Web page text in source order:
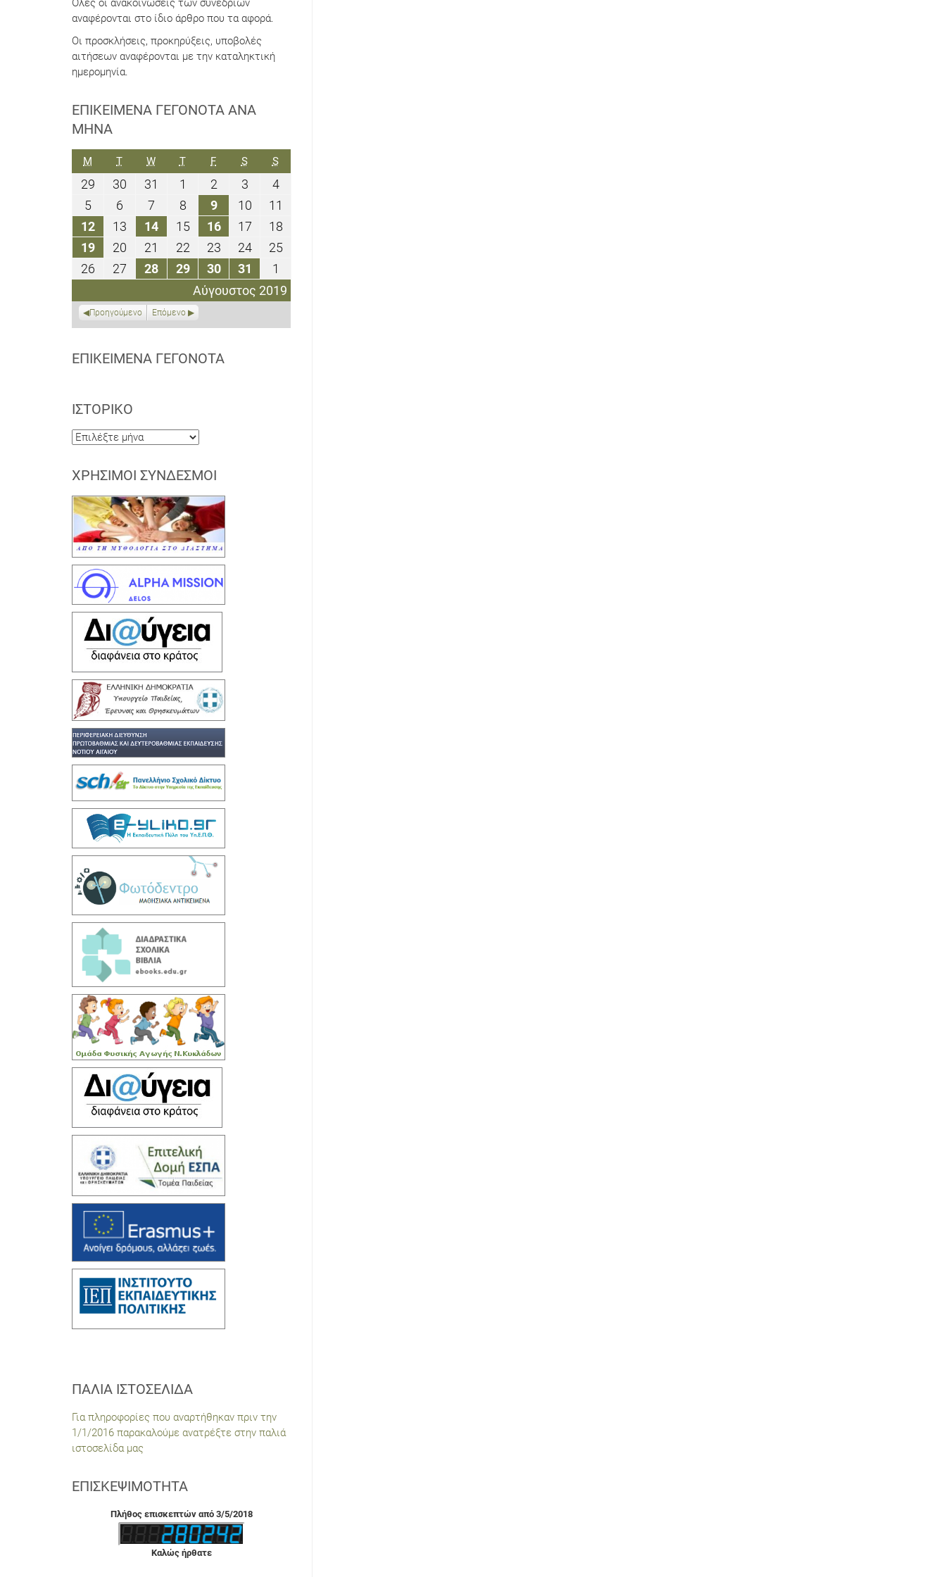
Όλες οι ανακοινώσεις των συνεδρίων
αναφέρονται στο ίδιο άρθρο που τα αφορά.
Οι προσκλήσεις, προκηρύξεις, υποβολές
αιτήσεων αναφέρονται με την καταληκτική
ημερομηνία.
ΕΠΙΚΕΊΜΕΝΑ ΓΕΓΟΝΌΤΑ ΑΝΆ
ΜΉΝΑ
Αύγουστος 2019
M ΔΕΥΤΈΡΑ
TΤΡΊΤΗWΤΕΤΆΡΤΗ
TΠΈΜΠΤΗ
FΠΑΡΑΣΚΕΥΉ
SΣΆΒΒΑΤΟ
SΚΥΡΙΑΚΉ
29
Ιουλίου
2019
30
Ιουλίου
2019
31
Ιουλίου
2019
1
Αυγούστου
2019
22
Αυγούστου
2019
33
Αυγούστου
2019
44
Αυγούστου
2019
55
Αυγούστου
2019
6
Αυγούστου
2019
7
Αυγούστου
2019
88
Αυγούστου
2019
99
Αυγούστου
2019
1010
Αυγούστου
2019
11
Αυγούστου
2019
1212
Αυγούστου
2019
13
Αυγούστου
2019
1414
Αυγούστου
2019
1515
Αυγούστου
2019
1616
Αυγούστου
2019
1717
Αυγούστου
2019
1818
Αυγούστου
2019
1919
Αυγούστου
2019
20
Αυγούστου
2019
21
Αυγούστου
2019
2222
Αυγούστου
2019
2323
Αυγούστου
2019
2424
Αυγούστου
2019
2525
2019
26
Αυγούστου
27
Αυγούστου
2828
Αυγούστου
2929
Αυγούστου
2019
3030
Αυγούστου
2019
31
Αυγούστου
2019
1
Σεπτεμβρίου
2019
Προηγούμενο Επόμενο
ΕΠΙΚΕΊΜΕΝΑ ΓΕΓΟΝΌΤΑ
ΙΣΤΟΡΙΚΌ
Ιστορικό
ΧΡΉΣΙΜΟΙ ΣΎΝΔΕΣΜΟΙ
ΠΑΛΙΆ ΙΣΤΟΣΕΛΊΔΑ
Για πληροφορίες που αναρτήθηκαν πριν την
1/1/2016 παρακαλούμε ανατρέξτε στην παλιά
ιστοσελίδα μας
ΕΠΙΣΚΕΨΙΜΌΤΗΤΑ
Πλήθος επισκεπτών από 3/5/2018
Καλώς ήρθατε